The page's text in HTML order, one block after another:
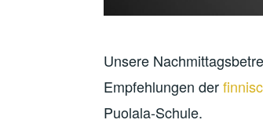
Unsere
Empfehlungen der
Puolala-Schule.